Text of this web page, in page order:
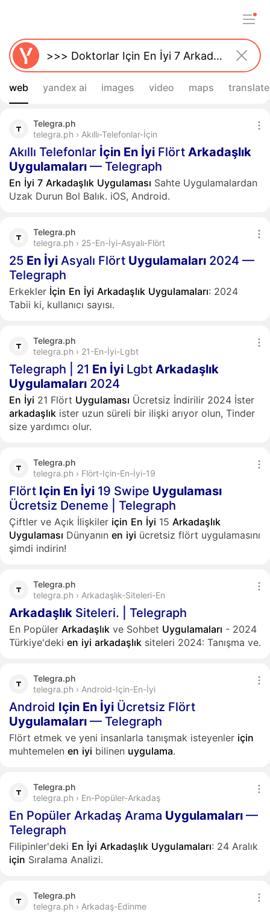
web yandex ai images video maps translate
Telegra.ph
telegra.ph › Akıllı-Telefonlar-İçin
Akıllı Telefonlar İçin En İyi Flört Arkadaşlık
Uygulamaları — Telegraph
En İyi 7 Arkadaşlık Uygulaması Sahte Uygulamalardan
Uzak Durun Bol Balık. iOS, Android.
Telegra.ph
telegra.ph › 25-En-İyi-Asyalı-Flört
25 En İyi Asyalı Flört Uygulamaları 2024 —
Telegraph
Erkekler İçin En İyi Arkadaşlık Uygulamaları: 2024
Tabii ki, kullanıcı sayısı.
Telegra.ph
telegra.ph › 21-En-İyi-Lgbt
Telegraph | 21 En İyi Lgbt Arkadaşlık
Uygulamaları 2024
En İyi 21 Flört Uygulaması Ücretsiz İndirilir 2024 İster
arkadaşlık ister uzun süreli bir ilişki arıyor olun, Tinder
size yardımcı olur.
Telegra.ph
telegra.ph › Flört-Için-En-İyi-19
Flört Için En İyi 19 Swipe Uygulaması
Ücretsiz Deneme | Telegraph
Çiftler ve Açık İlişkiler için En İyi 15 Arkadaşlık
Uygulaması Dünyanın en iyi ücretsiz flört uygulamasını
şimdi indirin!
Telegra.ph
telegra.ph › Arkadaşlık-Siteleri-En
Arkadaşlık Siteleri. | Telegraph
En Popüler Arkadaşlık ve Sohbet Uygulamaları - 2024
Türkiye'deki en iyi arkadaşlık siteleri 2024: Tanışma ve.
Telegra.ph
telegra.ph › Android-Için-En-İyi
Android Için En İyi Ücretsiz Flört
Uygulamaları — Telegraph
Flört etmek ve yeni insanlarla tanışmak isteyenler için
muhtemelen en iyi bilinen uygulama.
Telegra.ph
telegra.ph › En-Popüler-Arkadaş
En Popüler Arkadaş Arama Uygulamaları —
Telegraph
Filipinler'deki En İyi Arkadaşlık Uygulamaları: 24 Aralık
için Sıralama Analizi.
Telegra.ph
telegra.ph › Arkadaş-Edinme